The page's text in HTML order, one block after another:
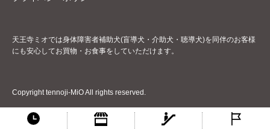
天王寺ミオでは身体障害者補助犬(盲導犬・介助犬・聴導犬)を同伴のお客様
にも安心してお買物・お食事をしていただけます。
Copyright tennoji-MiO All rights reserved.